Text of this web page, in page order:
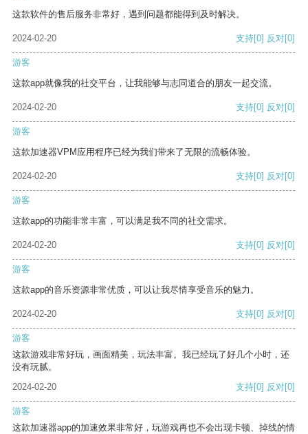
这款软件的售后服务非常好，遇到问题都能得到及时解决。
2024-02-20 支持[0] 反对[0]
游客
这款app就像我的社交平台，让我能够与志同道合的朋友一起交流。
2024-02-20 支持[0] 反对[0]
游客
这款加速器VPM应用程序已经为我们带来了无限的流畅体验。
2024-02-20 支持[0] 反对[0]
游客
这款app的功能非常丰富，可以满足我不同的社交需求。
2024-02-20 支持[0] 反对[0]
游客
这款app的音乐资源非常优质，可以让我尽情享受音乐的魅力。
2024-02-20 支持[0] 反对[0]
游客
这款游戏非常好玩，画面精美，玩法丰富。我已经玩了好几个小时，还
没有玩腻。
2024-02-20
支持[0] 反对[0]
游客
这款加速器app的加速效果非常好，玩游戏再也不会出现卡顿、掉线的情